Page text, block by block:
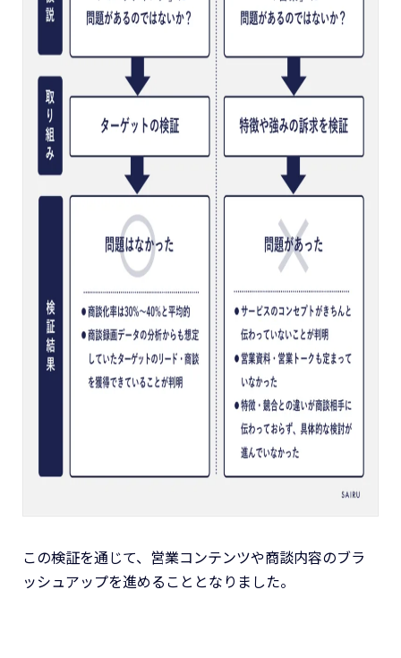
この検証を通じて、営業コンテンツや商談内容のブラ
ッシュアップを進めることとなりました。